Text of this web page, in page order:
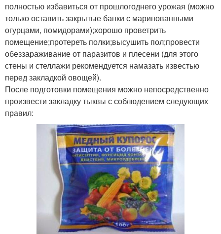
полностью избавиться от прошлогоднего урожая (можно
только оставить закрытые банки с маринованными
огурцами, помидорами);хорошо проветрить
помещение;протереть полки;высушить пол;провести
обеззараживание от паразитов и плесени (для этого
стены и стеллажи рекомендуется намазать известью
перед закладкой овощей).
После подготовки помещения можно непосредственно
произвести закладку тыквы с соблюдением следующих
правил: